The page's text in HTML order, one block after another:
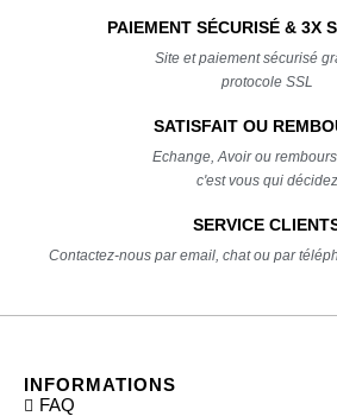
PAIEMENT SÉCURISÉ & 3X
Site et paiement sécurisé
protocole SSL
SATISFAIT OU
Echange, Avoir ou
c'est vous qui décidez
SERVICE
Contactez-nous par email, chat ou par
INFORMATIONS
FAQ